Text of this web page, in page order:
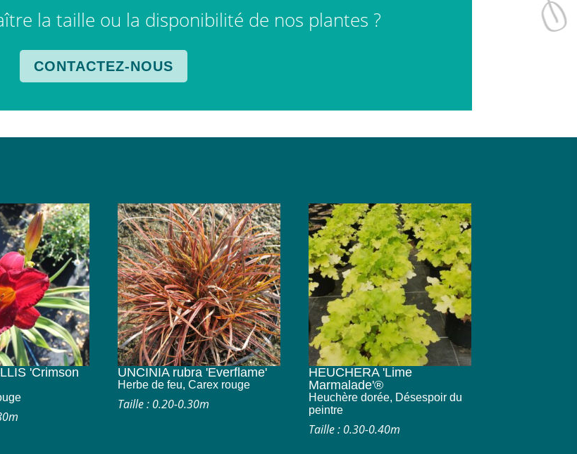
la taille ou la disponibilité de nos plantes ?
CONTACTEZ-NOUS
'Crimson
UNCINIA rubra 'Everflame'
Herbe de feu, Carex rouge
Taille : 0.20-0.30m
HEUCHERA 'Lime
Marmalade'®
Heuchère dorée, Désespoir du
peintre
Taille : 0.30-0.40m